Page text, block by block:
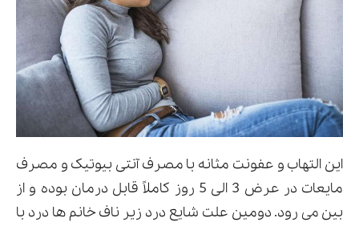
این التهاب و عفونت مثانه با مصرف آنتی بیوتیک و مصرف
مایعات در عرض 3 الی 5 روز کاملاً قابل درمان بوده و از
بین می رود. دومین علت شایع درد زیر ناف خانم ها درد با